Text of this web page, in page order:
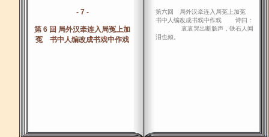
- 7 -
第 6 回 局外汉牵连入局冤上加
冤 书中人编改成书戏中作戏
第六回 局外汉牵连入局冤上加冤
书中人编改成书戏中作戏 诗曰：
哀哀哭出断肠声，铁石人闻
泪也倾。